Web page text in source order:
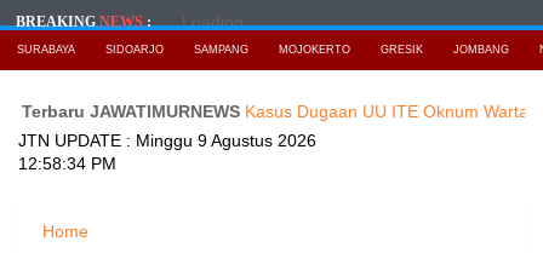
BREAKINGNEWS: Loading...
SURABAYA SIDOARJO SAMPANG MOJOKERTO GRESIK JOMBANG
JAWATIMURNEWS Kasus Dugaan UU ITE Oknum Wartawati, di
JTN UPDATE : Minggu 9 Agustus 2026
12:58:36 PM
Home